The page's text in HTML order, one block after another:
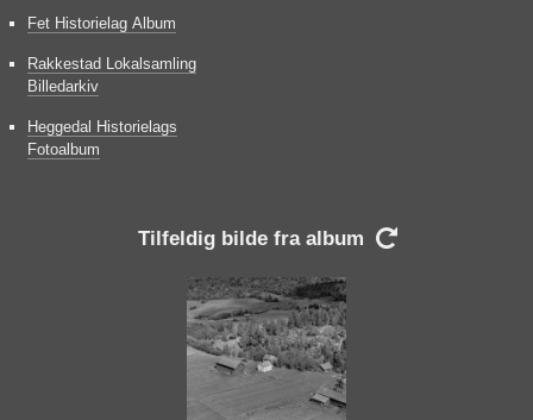
Fet Historielag Album
Rakkestad Lokalsamling
Billedarkiv
Heggedal Historielags
Fotoalbum
Tilfeldig bilde fra album 